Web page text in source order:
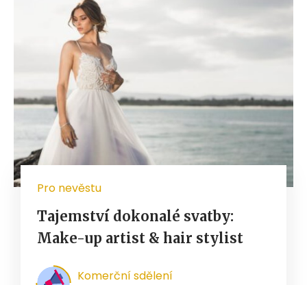
Pro nevěstu
Tajemství dokonalé svatby:
Make-up artist & hair stylist
Komerční sdělení